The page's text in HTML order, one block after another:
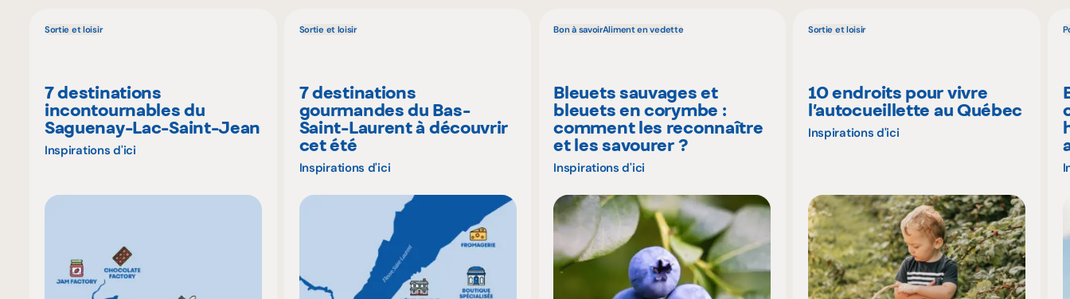
Sortie et loisir
7 destinations
incontournables du
Saguenay-Lac-Saint-Jean
Inspirations d'ici
Sortie et loisir
7 destinations
gourmandes du Bas-
Saint-Laurent à découvrir
cet été
Inspirations d'ici
Bon à savoirAliment en vedette
Bleuets sauvages et
bleuets en corymbe :
comment les reconnaître
et les savourer ?
Inspirations d'ici
Sortie et loisir
10 endroits pour vivre
l’autocueillette au Québec
Inspirations d'ici